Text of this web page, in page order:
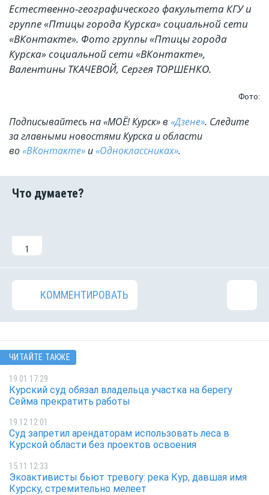
Естественно-географического факультета КГУ и
группе «Птицы города Курска» социальной сети
«ВКонтакте». Фото группы «Птицы города
Курска» социальной сети «ВКонтакте»,
Валентины ТКАЧЕВОЙ, Cергея ТОРШЕНКО.
Фото:
Подписывайтесь на «МОЁ! Курск» в «Дзене». Cледите
за главными новостями Курска и области
во«ВКонтакте» и«Одноклассниках».
1
КОММЕНТИРОВАТЬ
ЧИТАЙТЕ ТАКЖЕ
19.01 17:29
Курский суд обязал владельца участка на берегу
Сейма прекратить работы
19.12 12:01
Суд запретил арендаторам использовать леса в
Курской области без проектов освоения
15.11 12:33
Экоактивисты бьют тревогу: река Кур, давшая имя
Курску, стремительно мелеет